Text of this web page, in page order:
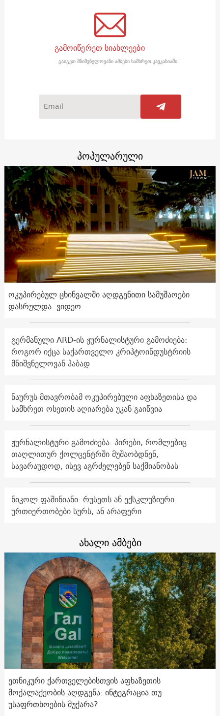
გამოიწერეთ სიახლეები
გაიგეთ მნიშვნელოვანი ამბები სამხრეთ კავკასიაში
პოპულარული
ოკუპირებულ ცხინვალში აღდგენითი სამუშაოები
დასრულდა. ვიდეო
გერმანული ARD-ის ჟურნალისტური გამოძიება:
როგორ იქცა საქართველო კრიპტოინდუსტრიის
მნიშვნელოვან ჰაბად
ნაურუს მთავრობამ ოკუპირებული აფხაზეთისა და
სამხრეთ ოსეთის აღიარება უკან გაიწვია
ჟურნალისტური გამოძიება: პირები, რომლებიც
თაღლითურ ქოლცენტრში მუშაობდნენ,
სავარაუდოდ, ისევ აგრძელებენ საქმიანობას
ნიკოლ ფაშინიანი: რუსეთს ან ექსკლუზიური
ურთიერთობები სურს, ან არაფერი
ახალი ამბები
ეთნიკური ქართველებისთვის აფხაზეთის
მოქალაქეობის აღდგენა: ინტეგრაცია თუ
უსაფრთხოების მუქარა?